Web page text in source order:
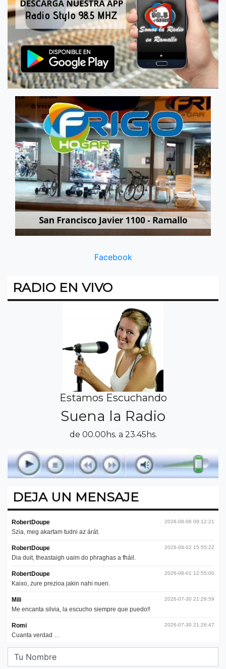
Facebook
RADIO EN VIVO
Estamos Escuchando
Suena la Radio
de 00.00hs. a 23.45hs.
DEJA UN MENSAJE